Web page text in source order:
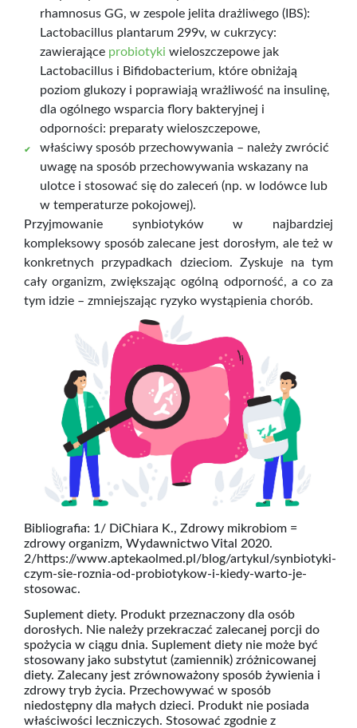
rhamnosus GG, w zespole jelita drażliwego (IBS):
Lactobacillus plantarum 299v, w cukrzycy:
zawierające probiotyki wieloszczepowe jak
Lactobacillus i Bifidobacterium, które obniżają
poziom glukozy i poprawiają wrażliwość na insulinę,
dla ogólnego wsparcia flory bakteryjnej i
odporności: preparaty wieloszczepowe,
właściwy sposób przechowywania – należy zwrócić
uwagę na sposób przechowywania wskazany na
ulotce i stosować się do zaleceń (np. w lodówce lub
w temperaturze pokojowej).
Przyjmowanie synbiotyków w najbardziej
kompleksowy sposób zalecane jest dorosłym, ale też w
konkretnych przypadkach dzieciom. Zyskuje na tym
cały organizm, zwiększając ogólną odporność, a co za
tym idzie – zmniejszając ryzyko wystąpienia chorób.
Bibliografia: 1/ DiChiara K., Zdrowy mikrobiom =
zdrowy organizm, Wydawnictwo Vital 2020.
2/https://www.aptekaolmed.pl/blog/artykul/synbiotyki-
czym-sie-roznia-od-probiotykow-i-kiedy-warto-je-
stosowac.
Suplement diety. Produkt przeznaczony dla osób
dorosłych. Nie należy przekraczać zalecanej porcji do
spożycia w ciągu dnia. Suplement diety nie może być
stosowany jako substytut (zamiennik) zróżnicowanej
diety. Zalecany jest zrównoważony sposób żywienia i
zdrowy tryb życia. Przechowywać w sposób
niedostępny dla małych dzieci. Produkt nie posiada
właściwości leczniczych. Stosować zgodnie z